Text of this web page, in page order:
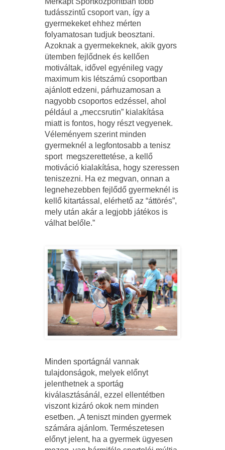
tudásszintű csoport van, így a
gyermekeket ehhez mérten
folyamatosan tudjuk beosztani.
Azoknak a gyermekeknek, akik gyors
ütemben fejlődnek és kellően
motiváltak, idővel egyénileg vagy
maximum kis létszámú csoportban
ajánlott edzeni, párhuzamosan a
nagyobb csoportos edzéssel, ahol
például a „meccsrutin” kialakítása
miatt is fontos, hogy részt vegyenek.
Véleményem szerint minden
gyermeknél a legfontosabb a tenisz
sport megszerettetése, a kellő
motiváció kialakítása, hogy szeressen
teniszezni. Ha ez megvan, onnan a
legnehezebben fejlődő gyermeknél is
kellő kitartással, elérhető az “áttörés”,
mely után akár a legjobb játékos is
válhat belőle.”
Minden sportágnál vannak
tulajdonságok, melyek előnyt
jelenthetnek a sportág
kiválasztásánál, ezzel ellentétben
viszont kizáró okok nem minden
esetben. „A teniszt minden gyermek
számára ajánlom. Természetesen
előnyt jelent, ha a gyermek ügyesen